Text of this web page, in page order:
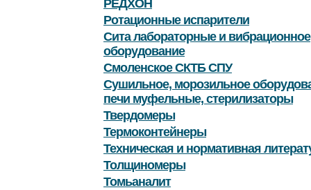
РЕДХОН
Ротационные испарители
Сита лабораторные и вибрационное
оборудование
Смоленское СКТБ СПУ
Сушильное, морозильное
печи муфельные, стерилизаторы
Твердомеры
Термоконтейнеры
Техническая и нормативная
Толщиномеры
Томьаналит